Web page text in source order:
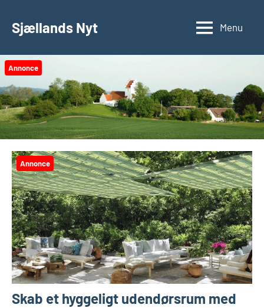
Sjællands Nyt Menu
Annonce
Annonce
Skab et hyggeligt udendørsrum med